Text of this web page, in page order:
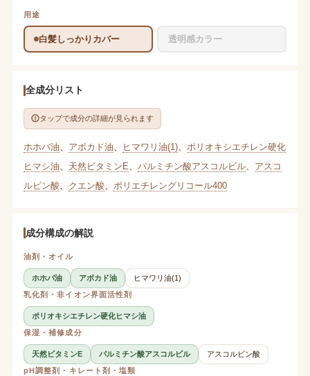
用途
白髪しっかりカバー 透明感カラー
全成分リスト
タップで成分の詳細が見られます
ホホバ油 アボカド油 ヒマワリ油(1)、 ポリオキシエチレン硬化
ヒマシ油
天然ビタミンE パルミチン酸アスコルビル、 アスコ
ルビン酸
クエン酸 ポリエチレングリコール400
成分構成の解説
油剤・オイル
ホホバ油 アボカド油
ヒマワリ油(1)
乳化剤・非イオン界面活性剤
ポリオキシエチレン硬化ヒマシ油
保湿・補修成分
天然ビタミンE パルミチン酸アスコルビル
アスコルビン酸
pH調整剤・キレート剤・塩類